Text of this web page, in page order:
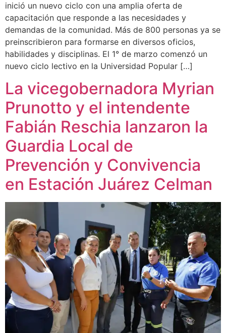
inició un nuevo ciclo con una amplia oferta de
capacitación que responde a las necesidades y
demandas de la comunidad. Más de 800 personas ya se
preinscribieron para formarse en diversos oficios,
habilidades y disciplinas. El 1° de marzo comenzó un
nuevo ciclo lectivo en la Universidad Popular […]
La vicegobernadora Myrian
Prunotto y el intendente
Fabián Reschia lanzaron la
Guardia Local de
Prevención y Convivencia
en Estación Juárez Celman